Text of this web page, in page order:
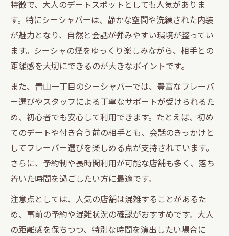
特徴で、大人のデートスポットとしても人気がありま
す。特にシーシャバーは、静かな空間や洗練された内装
が魅力となり、自然と会話が弾みやすい環境が整ってい
ます。シーシャの煙をゆっくり楽しみながら、相手との
距離感を大切にできるのが大きなポイントです。
また、青山一丁目のシーシャバーでは、豊富なフレーバ
ー選びやスタッフによる丁寧なサポートが受けられるた
め、初心者でも安心して利用できます。たとえば、初め
てのデートや付き合う前の相手とも、会話のきっかけと
してフレーバー選びを楽しめる点が支持されています。
さらに、予約制や長時間利用が可能な店舗も多く、落ち
着いた時間を過ごしたい方に最適です。
注意点としては、人気の店舗は混雑することがあるた
め、事前の予約や混雑状況の確認がおすすめです。大人
の距離感を保ちつつ、特別な時間を演出したい場合に